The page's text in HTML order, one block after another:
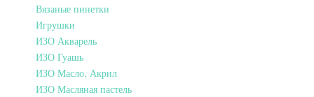
Вязаные пинетки
Игрушки
ИЗО Акварель
ИЗО Гуашь
ИЗО Масло, Акрил
ИЗО Масляная пастель